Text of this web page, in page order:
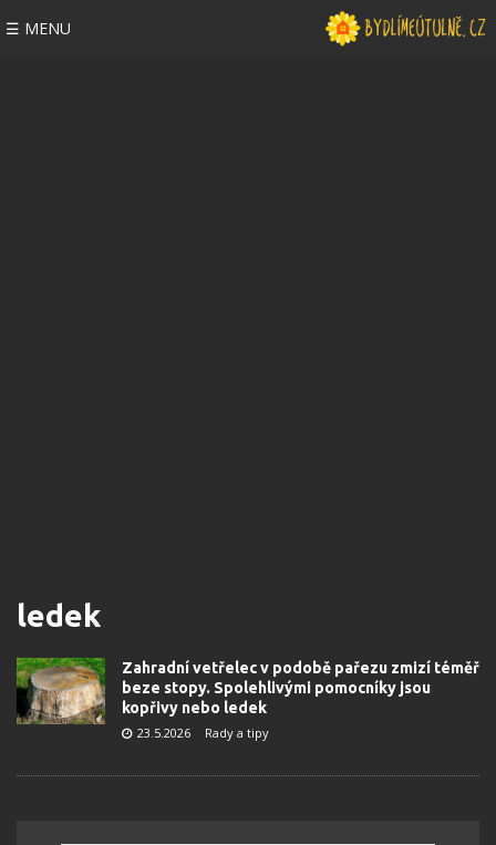
☰ MENU
ledek
Zahradní vetřelec v podobě pařezu zmizí téměř
beze stopy. Spolehlivými pomocníky jsou
kopřivy nebo ledek
23.5.2026 Rady a tipy